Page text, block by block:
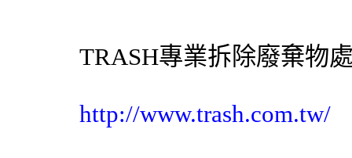
TRASH專業拆除廢棄物
http://www.trash.com.tw/